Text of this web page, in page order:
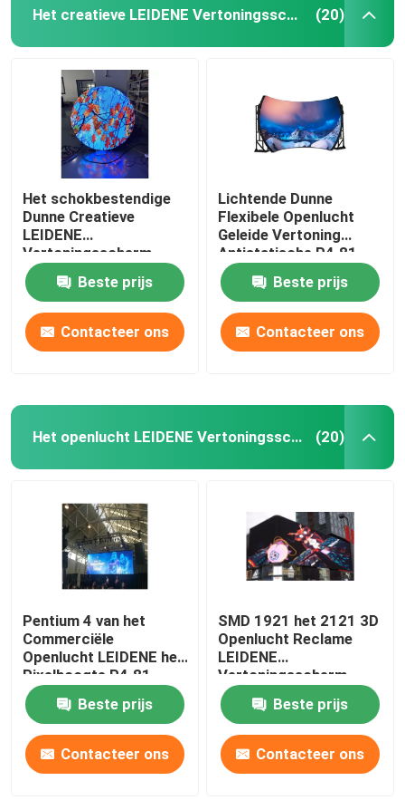
Het creatieve LEIDENE Vertoningsscherm (20)
Het schokbestendige
Dunne Creatieve
LEIDENE
Vertoningsscherm
P4.81 P3.91 P2.064
P1.875 Beste prijs
Contacteer ons
Lichtende Dunne
Flexibele Openlucht
Geleide Vertoning
Antistatische P4.81
Beste prijs
Contacteer ons
Het openlucht LEIDENE Vertoningsscherm (20)
Pentium 4 van het
Commerciële
Openlucht LEIDENE het
Pixelhoogte P4.81
4.81mm
Vertoningsscherm
Beste prijs
Contacteer ons
SMD 1921 het 2121 3D
Openlucht Reclame
LEIDENE
Vertoningsscherm
P4.81 P3.91 P2.064
Beste prijs
Contacteer ons